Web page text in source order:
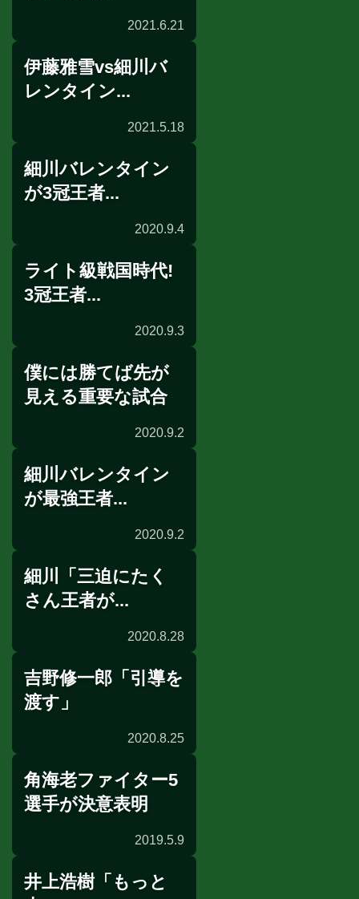
インタビュー
2021.6.21
試合決定
伊藤雅雪vs細川バ
レンタイン...
2021.5.18
試合後電話取材
細川バレンタイン
が3冠王者...
2020.9.4
試合後会見
ライト級戦国時代!
3冠王者...
2020.9.3
前日計量
僕には勝てば先が
見える重要な試合
2020.9.2
前日計量
細川バレンタイン
が最強王者...
2020.9.2
独占インタビュー
細川「三迫にたく
さん王者が...
2020.8.28
インタビュー
吉野修一郎「引導を
渡す」
2020.8.25
ニュース
角海老ファイター5
選手が決意表明
2019.5.9
井上浩樹「もっと